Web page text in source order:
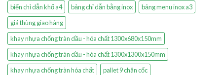
biển chỉ dẫn khổ a4 bảng chỉ dẫn bằng inox
bảng menu inox a3
giá thùng giao hàng
khay nhựa chống tràn dầu - hóa chất 1300x680x150mm
khay nhựa chống tràn dầu - hóa chất 1300x1300x150mm
khay nhựa chống tràn hóa chất
pallet 9 chân cốc